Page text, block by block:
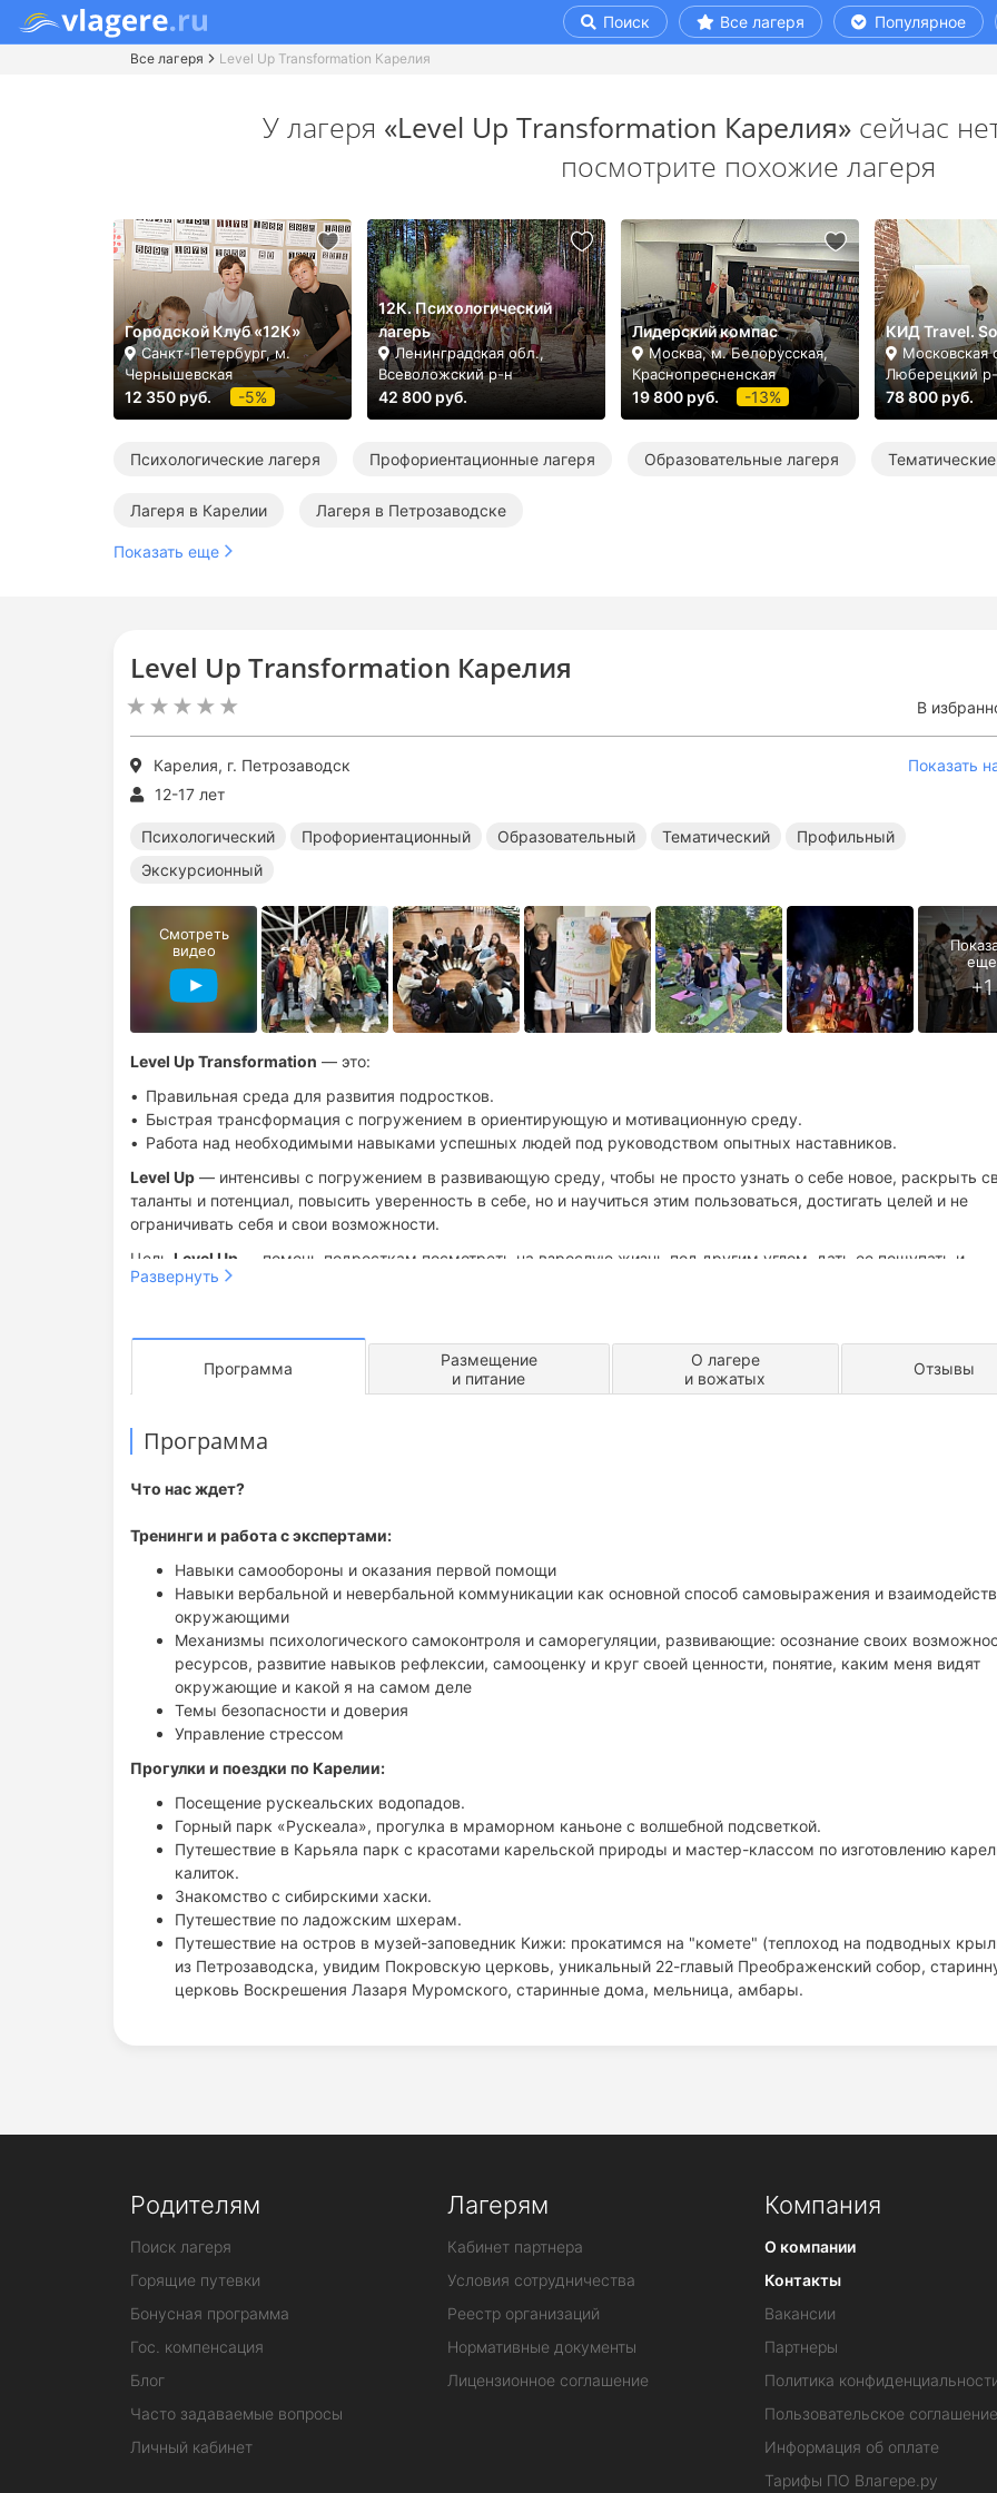
Поиск Все лагеря Популярное
Все лагеря Level Up Transformation Карелия
Level Up Transformation Карелия
В
Карелия, г. Петрозаводск
Показать
12-17 лет
Психологический Профориентационный Образовательный Тематический
Профильный
Экскурсионный
Level Up Transformation — это:
Правильная среда для развития подростков.
Быстрая трансформация с погружением в ориентирующую и мотивационную среду.
Работа над необходимыми навыками успешных людей под руководством опытных наставников.
Level Up — интенсивы с погружением в развивающую среду, чтобы не просто узнать о себе новое, раскрыть
таланты и потенциал, повысить уверенность в себе, но и научиться этим пользоваться, достигать целей и не
ограничивать себя и свои возможности.
Цель Level Up — помочь подросткам посмотреть на взрослую жизнь под другим углом, дать ее пощупать и
попрактиковать, осознать степень своей ответственности за свою жизнь, почувствовать уверенность, осознать
подстраиваться, а показать, как этот мир подстроить под себя.
найти свою большую идею и понять вектор "куда я живу";
сохранить свое физическое и ментальное здоровье, уметь грамотно пользоваться и управлять всеми
Задачи родителей:
помочь с правильной средой развития.
понимание своей индивидуальной цели, четкий пошаговый план по ее достижению, желание "свернуть горы".
МиссияLevel Up Transformation
Развернуть
Смотреть
видео
Программа
Размещение
и питание
О лагере
и вожатых
Отзывы
Программа
Что нас ждет?
Тренинги и работа с экспертами:
Навыки самообороны и оказания первой помощи
Навыки вербальной и невербальной коммуникации как основной способ самовыражения и
окружающими
Механизмы психологического самоконтроля и саморегуляции, развивающие: осознание своих
ресурсов, развитие навыков рефлексии, самооценку и круг своей ценности, понятие, каким меня видят
окружающие и какой я на самом деле
Темы безопасности и доверия
Управление стрессом
Прогулки и поездки по Карелии:
Посещение рускеальских водопадов.
Горный парк «Рускеала», прогулка в мраморном каньоне с волшебной подсветкой.
Путешествие в Карьяла парк с красотами карельской природы и мастер-классом по изготовлению
калиток.
Знакомство с сибирскими хаски.
Путешествие по ладожским шхерам.
Путешествие на остров в музей-заповедник Кижи: прокатимся на "комете" (теплоход на подводных
из Петрозаводска, увидим Покровскую церковь, уникальный 22-главый Преображенский собор,
церковь Воскрешения Лазаря Муромского, старинные дома, мельница, амбары.
У лагеря «Level Up Transformation Карелия»сейчас
посмотрите похожие лагеря
Городской Клуб «12К»
Санкт-Петербург, м.
Чернышевская
12 350 руб. -5%
12К. Психологический
лагерь
Ленинградская обл.,
Всеволожский р-н
42 800 руб.
Лидерский компас
Москва, м. Белорусская,
Краснопресненская
19 800 руб. -13%
КИД Travel.
Московская
Люберецкий
78 800 руб.
Психологические лагеря Профориентационные лагеря Образовательные лагеря
Лагеря в Карелии Лагеря в Петрозаводске
Показать еще
Родителям
Поиск лагеря
Горящие путевки
Бонусная программа
Гос. компенсация
Блог
Часто задаваемые вопросы
Личный кабинет
Лагерям
Кабинет партнера
Условия сотрудничества
Реестр организаций
Нормативные документы
Лицензионное соглашение
Компания
О компании
Контакты
Вакансии
Партнеры
Политика
Пользовательское соглашение
Информация об оплате
Тарифы ПО Влагере.ру